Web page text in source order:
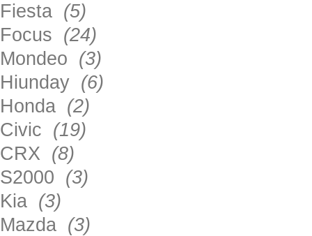
Fiesta (5)
Focus (24)
Mondeo (3)
Hiunday (6)
Honda (2)
Civic (19)
CRX (8)
S2000 (3)
Kia (3)
Mazda (3)